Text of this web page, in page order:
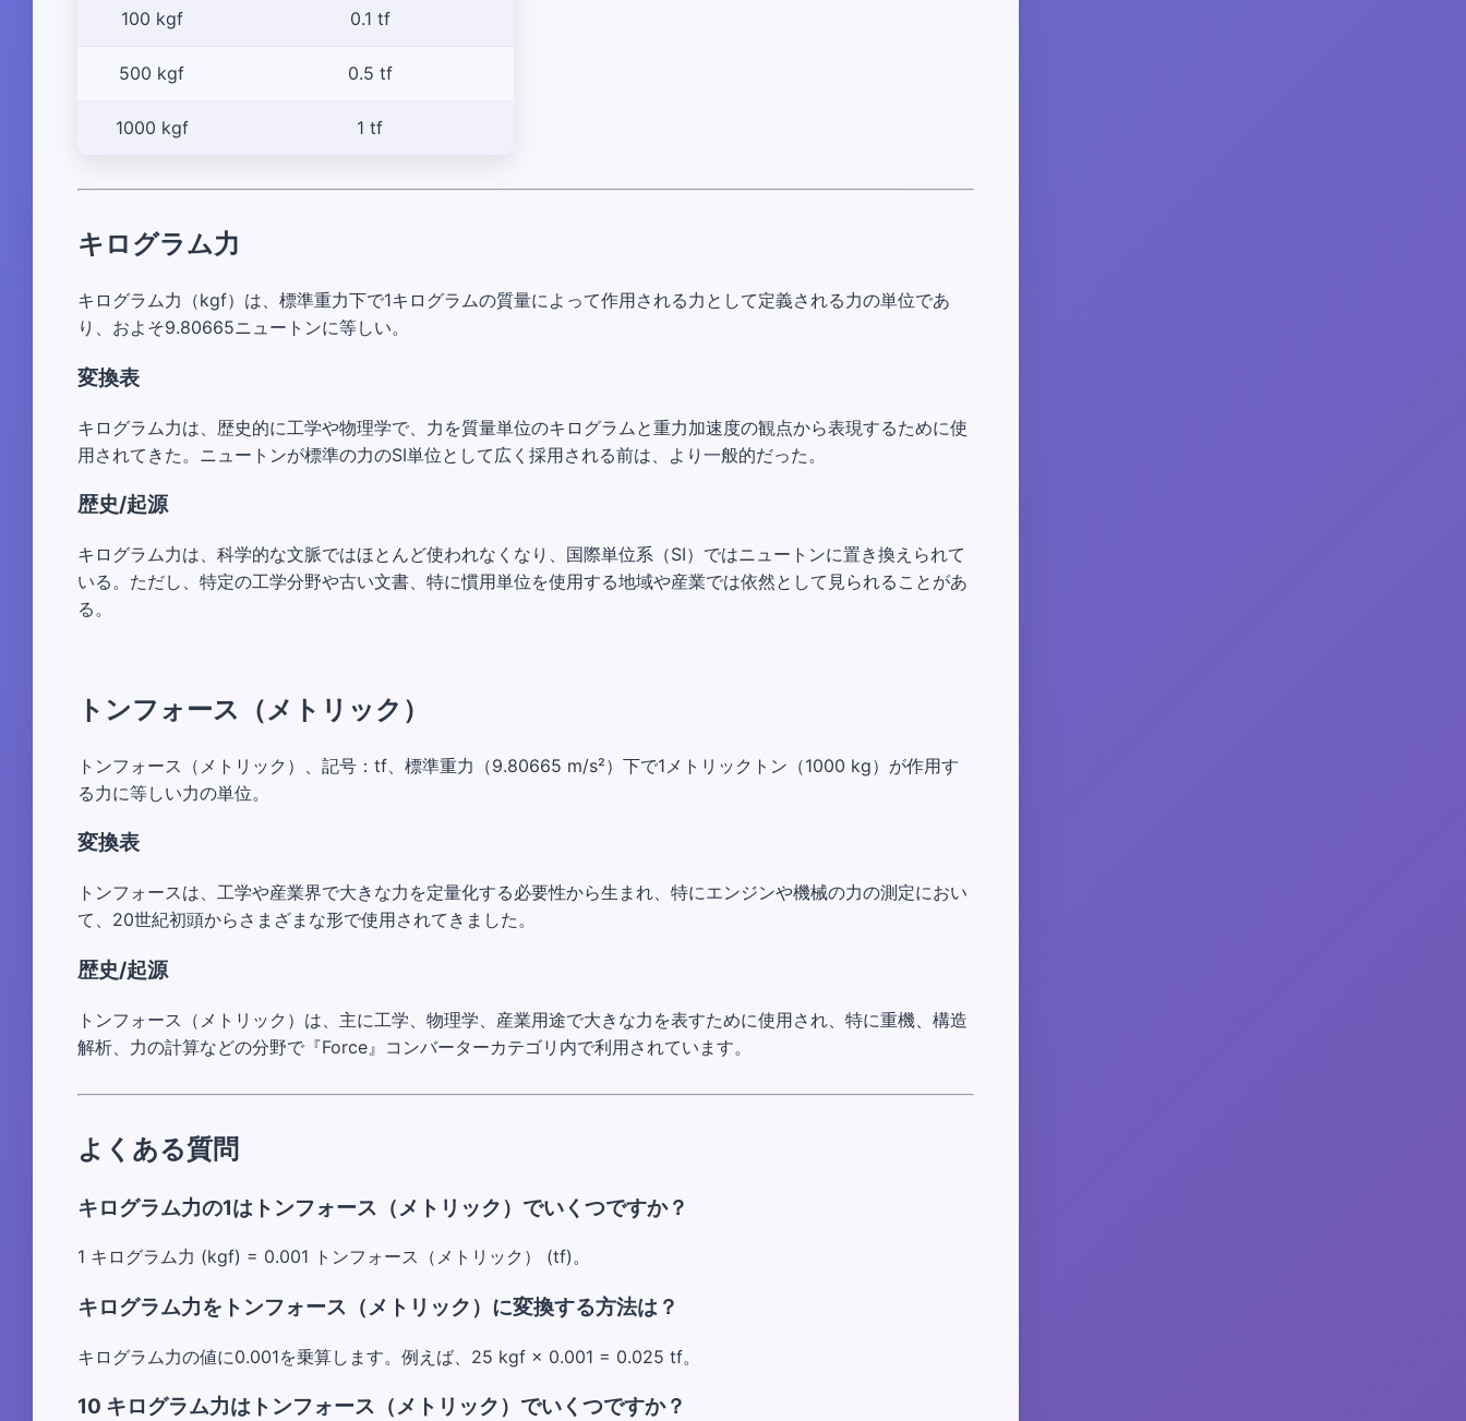
100 kgf 0.1 tf
500 kgf 0.5 tf
1000 kgf 1 tf
キログラム力
キログラム力（kgf）は、標準重力下で1キログラムの質量によって作用される力として定義される力の単位であ
り、およそ9.80665ニュートンに等しい。
変換表
キログラム力は、歴史的に工学や物理学で、力を質量単位のキログラムと重力加速度の観点から表現するために使
用されてきた。ニュートンが標準の力のSI単位として広く採用される前は、より一般的だった。
歴史/起源
キログラム力は、科学的な文脈ではほとんど使われなくなり、国際単位系（SI）ではニュートンに置き換えられて
いる。ただし、特定の工学分野や古い文書、特に慣用単位を使用する地域や産業では依然として見られることがあ
る。
トンフォース（メトリック）
トンフォース（メトリック）、記号：tf、標準重力（9.80665 m/s²）下で1メトリックトン（1000 kg）が作用す
る力に等しい力の単位。
変換表
トンフォースは、工学や産業界で大きな力を定量化する必要性から生まれ、特にエンジンや機械の力の測定におい
て、20世紀初頭からさまざまな形で使用されてきました。
歴史/起源
トンフォース（メトリック）は、主に工学、物理学、産業用途で大きな力を表すために使用され、特に重機、構造
解析、力の計算などの分野で『Force』コンバーターカテゴリ内で利用されています。
よくある質問
キログラム力の1はトンフォース（メトリック）でいくつですか？
1 キログラム力 (kgf) = 0.001 トンフォース（メトリック） (tf)。
キログラム力をトンフォース（メトリック）に変換する方法は？
キログラム力の値に0.001を乗算します。例えば、25 kgf × 0.001 = 0.025 tf。
10 キログラム力はトンフォース（メトリック）でいくつですか？